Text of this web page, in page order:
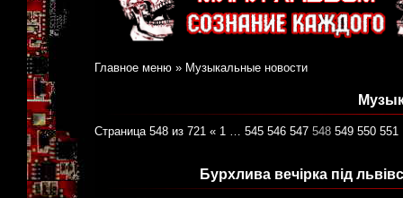
Главное меню » Музыкальные новости
Страница 548 из 721 « 1 … 545 546 547 548 549 550 551
Бурхлива вечірка під